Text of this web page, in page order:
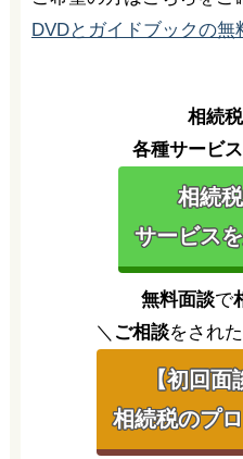
DVDとガイドブックの
相続
各種サービス
相続
サービス
無料面談で
＼ ご相談をされ
【初回面
相続税のプ